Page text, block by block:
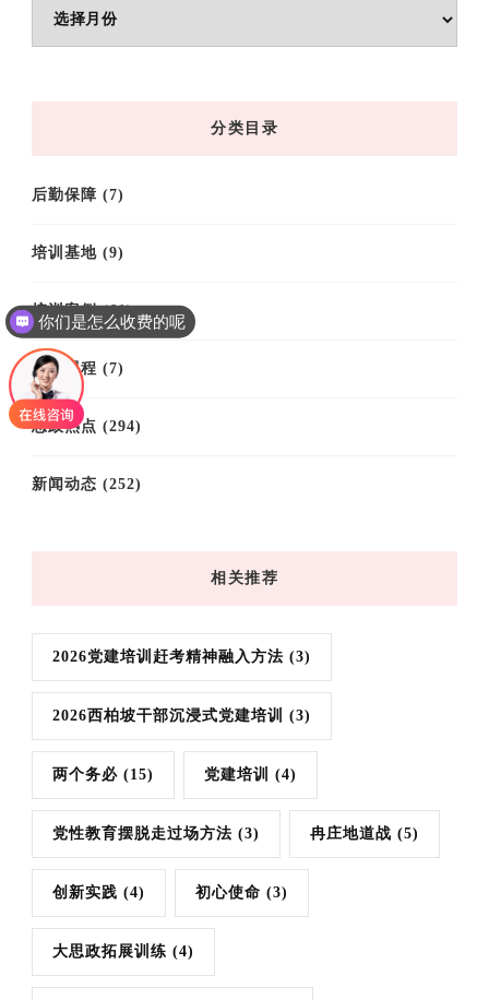
分类目录
后勤保障 (7)
培训基地 (9)
培训案例(61)
培训课程 (7)
思政热点 (294)
新闻动态 (252)
相关推荐
2026党建培训赶考精神融入方法 (3)
2026西柏坡干部沉浸式党建培训 (3)
两个务必 (15) 党建培训 (4)
党性教育摆脱走过场方法 (3) 冉庄地道战 (5)
创新实践 (4) 初心使命 (3)
大思政拓展训练 (4)
你们是怎么收费的呢